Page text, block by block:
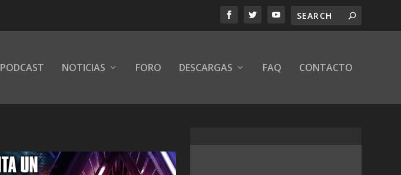
PODCAST NOTICIAS FORO DESCARGAS FAQ CONTACTO